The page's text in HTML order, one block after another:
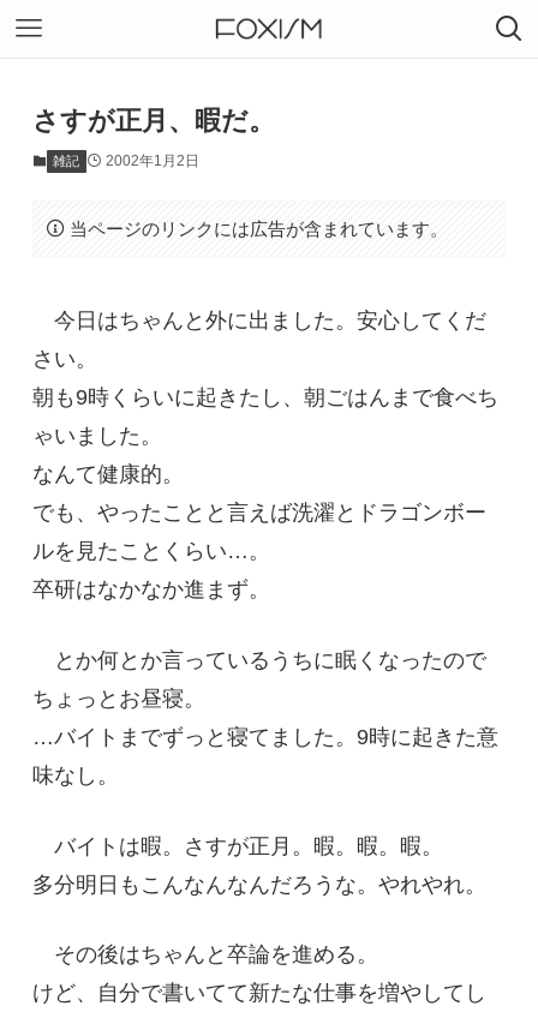
さすが正月、暇だ。
雑記 2002年1月2日
当ページのリンクには広告が含まれています。
今日はちゃんと外に出ました。安心してくだ
さい。
朝も9時くらいに起きたし、朝ごはんまで食べち
ゃいました。
なんて健康的。
でも、やったことと言えば洗濯とドラゴンボー
ルを見たことくらい…。
卒研はなかなか進まず。
とか何とか言っているうちに眠くなったので
ちょっとお昼寝。
…バイトまでずっと寝てました。9時に起きた意
味なし。
バイトは暇。さすが正月。暇。暇。暇。
多分明日もこんなんなんだろうな。やれやれ。
その後はちゃんと卒論を進める。
けど、自分で書いてて新たな仕事を増やしてし